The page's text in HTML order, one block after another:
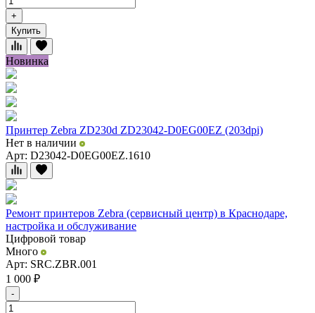
+
Купить
Новинка
Принтер Zebra ZD230d ZD23042-D0EG00EZ (203dpi)
Нет в наличии
Арт: D23042-D0EG00EZ.1610
Ремонт принтеров Zebra (сервисный центр) в Краснодаре,
настройка и обслуживание
Цифровой товар
Много
Арт: SRC.ZBR.001
1 000 ₽
-